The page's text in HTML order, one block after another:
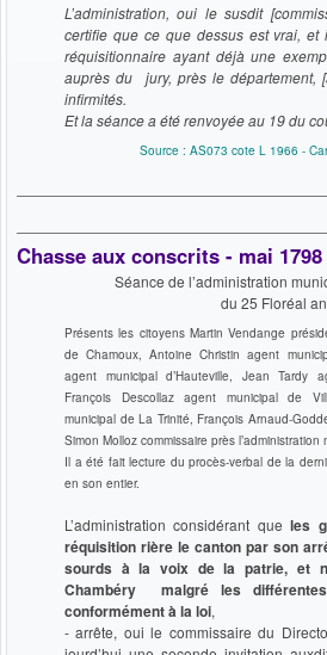
L’administration, oui le susdit
certifie que ce que dessus est vrai, et
réquisitionnaire ayant déjà une
auprès du jury, près le département,
infirmités.
Et la séance a été renvoyée au 19 du
Source : AS073 cote L 1966 -
Chasse aux conscrits - mai 1798
Séance de l’administration
du 25 Floréal
Présents les citoyens Martin Vendange
de Chamoux, Antoine Christin agent
agent municipal d’Hauteville, Jean Tardy
François Descollaz agent municipal de
municipal de La Trinité, François Arnaud-
Simon Molloz commissaire près
Il a été fait lecture du procès-verbal de la
en son entier.
L’administration considérant que les
réquisition rière le canton par son
sourds à la voix de la patrie, et
Chambéry malgré les
conformément à la loi,
- arrête, oui le commissaire du